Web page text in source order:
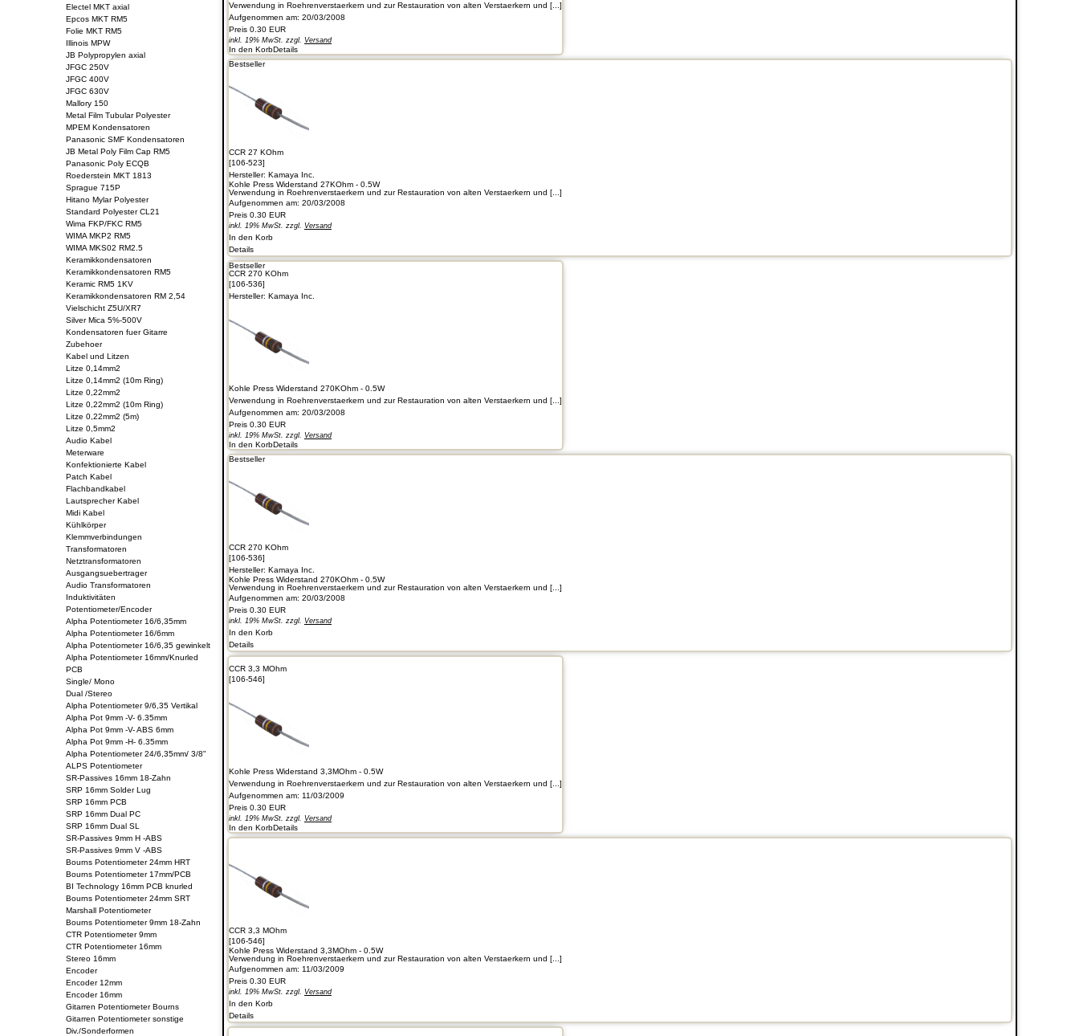
Verwendung in Roehrenverstaerkern und zur Restauration von alten Verstaerkern und [...]
Aufgenommen am: 20/03/2008
Preis 0.30 EUR
inkl. 19% MwSt. zzgl. Versand
In den KorbDetails
Bestseller
CCR 27 KOhm
[106-523]
Hersteller: Kamaya Inc.
Kohle Press Widerstand 27KOhm - 0.5W
Verwendung in Roehrenverstaerkern und zur Restauration von alten Verstaerkern und [...]
Aufgenommen am: 20/03/2008
Preis 0.30 EUR
inkl. 19% MwSt. zzgl. Versand
In den Korb
Details
Bestseller
CCR 270 KOhm
[106-536]
Hersteller: Kamaya Inc.
Kohle Press Widerstand 270KOhm - 0.5W
Verwendung in Roehrenverstaerkern und zur Restauration von alten Verstaerkern und [...]
Aufgenommen am: 20/03/2008
Preis 0.30 EUR
inkl. 19% MwSt. zzgl. Versand
In den KorbDetails
Bestseller
CCR 270 KOhm
[106-536]
Hersteller: Kamaya Inc.
Kohle Press Widerstand 270KOhm - 0.5W
Verwendung in Roehrenverstaerkern und zur Restauration von alten Verstaerkern und [...]
Aufgenommen am: 20/03/2008
Preis 0.30 EUR
inkl. 19% MwSt. zzgl. Versand
In den Korb
Details
CCR 3,3 MOhm
[106-546]
Kohle Press Widerstand 3,3MOhm - 0.5W
Verwendung in Roehrenverstaerkern und zur Restauration von alten Verstaerkern und [...]
Aufgenommen am: 11/03/2009
Preis 0.30 EUR
inkl. 19% MwSt. zzgl. Versand
In den KorbDetails
CCR 3,3 MOhm
[106-546]
Kohle Press Widerstand 3,3MOhm - 0.5W
Verwendung in Roehrenverstaerkern und zur Restauration von alten Verstaerkern und [...]
Aufgenommen am: 11/03/2009
Preis 0.30 EUR
inkl. 19% MwSt. zzgl. Versand
In den Korb
Details
Electel MKT axial
Epcos MKT RM5
Folie MKT RM5
Illinois MPW
JB Polypropylen axial
JFGC 250V
JFGC 400V
JFGC 630V
Mallory 150
Metal Film Tubular Polyester
MPEM Kondensatoren
Panasonic SMF Kondensatoren
JB Metal Poly Film Cap RM5
Panasonic Poly ECQB
Roederstein MKT 1813
Sprague 715P
Hitano Mylar Polyester
Standard Polyester CL21
Wima FKP/FKC RM5
WIMA MKP2 RM5
WIMA MKS02 RM2.5
Keramikkondensatoren
Keramikkondensatoren RM5
Keramic RM5 1KV
Keramikkondensatoren RM 2,54
Vielschicht Z5U/XR7
Silver Mica 5%-500V
Kondensatoren fuer Gitarre
Zubehoer
Kabel und Litzen
Litze 0,14mm2
Litze 0,14mm2 (10m Ring)
Litze 0,22mm2
Litze 0,22mm2 (10m Ring)
Litze 0,22mm2 (5m)
Litze 0,5mm2
Audio Kabel
Meterware
Konfektionierte Kabel
Patch Kabel
Flachbandkabel
Lautsprecher Kabel
Midi Kabel
Kühlkörper
Klemmverbindungen
Transformatoren
Netztransformatoren
Ausgangsuebertrager
Audio Transformatoren
Induktivitäten
Potentiometer/Encoder
Alpha Potentiometer 16/6,35mm
Alpha Potentiometer 16/6mm
Alpha Potentiometer 16/6,35 gewinkelt
Alpha Potentiometer 16mm/Knurled
PCB
Single/ Mono
Dual /Stereo
Alpha Potentiometer 9/6,35 Vertikal
Alpha Pot 9mm -V- 6.35mm
Alpha Pot 9mm -V- ABS 6mm
Alpha Pot 9mm -H- 6.35mm
Alpha Potentiometer 24/6,35mm/ 3/8"
ALPS Potentiometer
SR-Passives 16mm 18-Zahn
SRP 16mm Solder Lug
SRP 16mm PCB
SRP 16mm Dual PC
SRP 16mm Dual SL
SR-Passives 9mm H -ABS
SR-Passives 9mm V -ABS
Bourns Potentiometer 24mm HRT
Bourns Potentiometer 17mm/PCB
BI Technology 16mm PCB knurled
Bourns Potentiometer 24mm SRT
Marshall Potentiometer
Bourns Potentiometer 9mm 18-Zahn
CTR Potentiometer 9mm
CTR Potentiometer 16mm
Stereo 16mm
Encoder
Encoder 12mm
Encoder 16mm
Gitarren Potentiometer Bourns
Gitarren Potentiometer sonstige
Div./Sonderformen